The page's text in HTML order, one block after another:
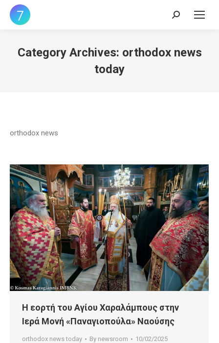
Search:
Category Archives: orthodox news
today
orthodox news
Η εορτή του Αγίου Χαραλάμπους στην
Ιερά Μονή «Παναγιοπούλα» Ναούσης
orthodox news today By newsroom 10/02/2025